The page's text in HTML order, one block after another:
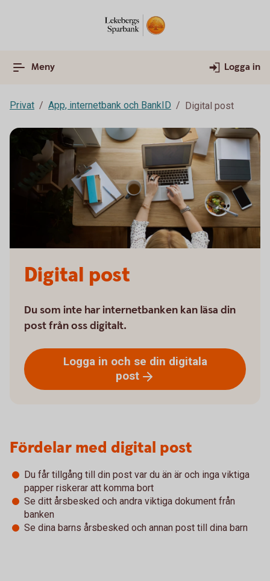
Meny Logga in
Privat App, internetbank och BankID Digital post
Digital post
Du som inte har internetbanken kan läsa din
post från oss digitalt.
Logga in och se din digitala
post
Fördelar med digital post
Du får tillgång till din post var du än är och inga viktiga
papper riskerar att komma bort
Se ditt årsbesked och andra viktiga dokument från
banken
Se dina barns årsbesked och annan post till dina barn